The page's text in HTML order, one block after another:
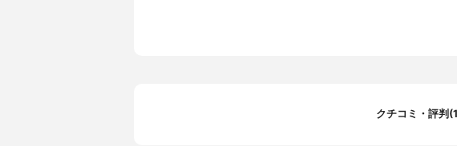
クチコミ・評判